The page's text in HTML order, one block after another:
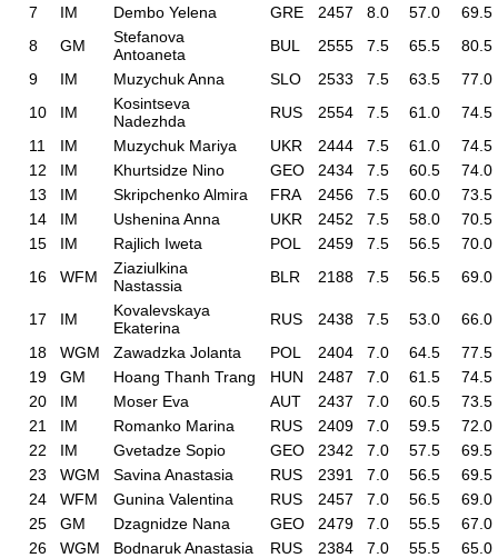
7
IM Dembo Yelena GRE 2457 8.0 57.0
69.5
8
GM
Stefanova
Antoaneta
BUL 2555 7.5 65.5
80.5
9
IM Muzychuk Anna SLO 2533 7.5 63.5
77.0
10
IM
Kosintseva
Nadezhda
RUS 2554 7.5 61.0
74.5
11
IM Muzychuk Mariya UKR 2444 7.5 61.0
74.5
12
IM Khurtsidze Nino GEO 2434 7.5 60.5
74.0
13
IM Skripchenko Almira FRA 2456 7.5 60.0
73.5
14
IM Ushenina Anna UKR 2452 7.5 58.0
70.5
15
IM Rajlich Iweta POL 2459 7.5 56.5
70.0
16
WFM
Ziaziulkina
Nastassia
BLR 2188 7.5 56.5 69.0
17 IM
Kovalevskaya
Ekaterina
RUS 2438 7.5 53.0
66.0
18
WGM Zawadzka Jolanta POL 2404 7.0 64.5
77.5
19
GM Hoang Thanh Trang HUN 2487 7.0 61.5
74.5
20
IM Moser Eva AUT 2437 7.0 60.5
73.5
21
IM Romanko Marina RUS 2409 7.0 59.5
72.0
22
IM Gvetadze Sopio GEO 2342 7.0 57.5
69.5
23
WGM Savina Anastasia RUS 2391 7.0 56.5
69.5
24
WFM Gunina Valentina RUS 2457 7.0 56.5
69.0
25
GM Dzagnidze Nana GEO 2479 7.0 55.5
67.0
26
WGM Bodnaruk Anastasia RUS 2384 7.0 55.5
65.0